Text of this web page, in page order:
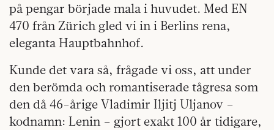
på pengar började mala i huvudet. Med EN
470 från Zürich gled vi in i Berlins rena,
eleganta Hauptbahnhof.
Kunde det vara så, frågade vi oss, att under
den berömda och romantiserade tågresa som
den då 46-årige Vladimir Iljitj Uljanov –
kodnamn: Lenin – gjort exakt 100 år tidigare,